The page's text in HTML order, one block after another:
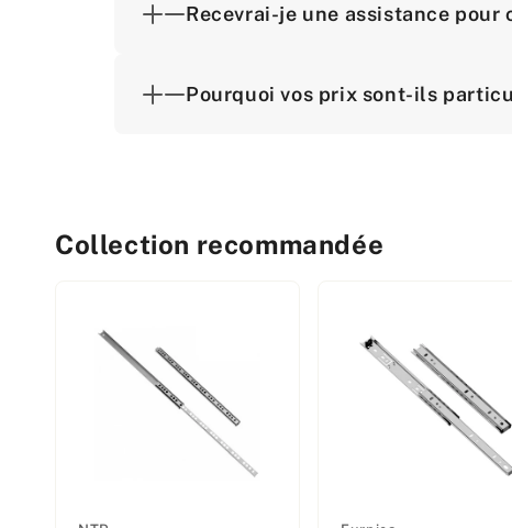
Recevrai-je une assistance
Pourquoi vos prix sont-ils
Collection recommandée